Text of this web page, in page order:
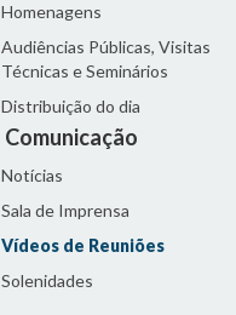
Homenagens
Audiências Públicas, Visitas
Técnicas e Seminários
Distribuição do dia
Comunicação
Notícias
Sala de Imprensa
Vídeos de Reuniões
Solenidades